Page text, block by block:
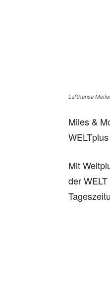
Lufthansa
Miles &
Mit
der